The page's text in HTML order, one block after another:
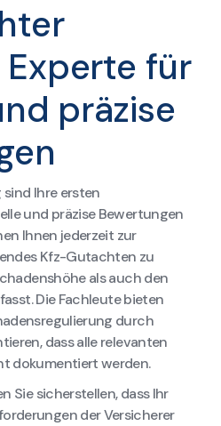
für
präzise
Ihre ersten
und präzise Bewertungen
Ihnen jederzeit zur
Kfz-Gutachten zu
als auch den
Die Fachleute bieten
durch
dass alle relevanten
dokumentiert werden.
Sie sicherstellen, dass Ihr
der Versicherer